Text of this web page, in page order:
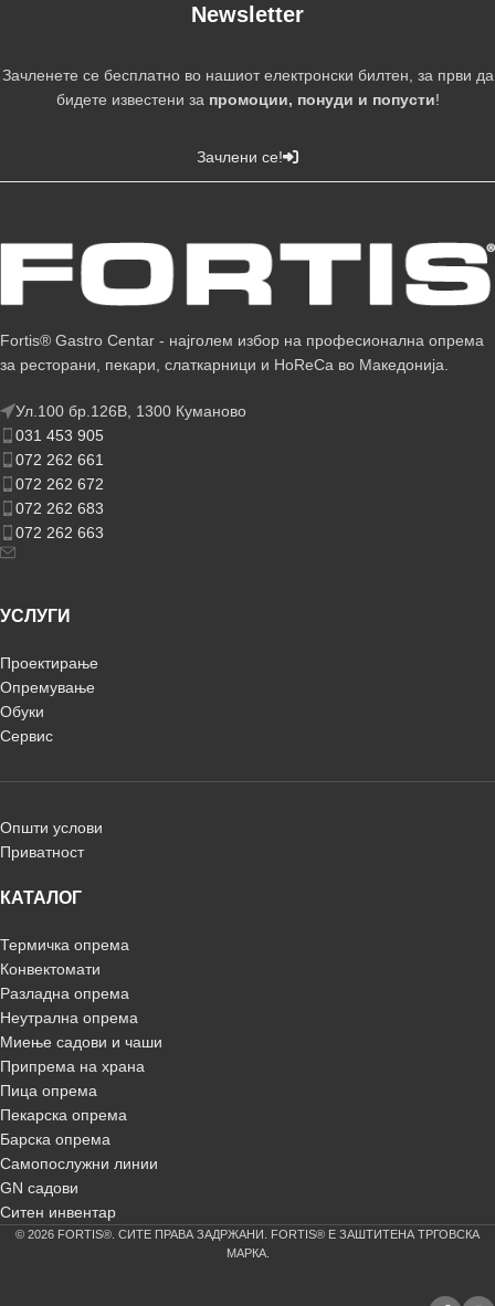
Newsletter
Зачленете се бесплатно во нашиот електронски билтен, за први да
бидете известени за промоции, понуди и попусти!
Зачлени се!
Fortis® Gastro Centar - најголем избор на професионална опрема
за ресторани, пекари, слаткарници и HoReCa во Македонија.
Ул.100 бр.126В, 1300 Куманово
031 453 905
072 262 661
072 262 672
072 262 683
072 262 663
УСЛУГИ
Проектирање
Опремување
Обуки
Сервис
Општи услови
Приватност
КАТАЛОГ
Термичка опрема
Конвектомати
Разладна опрема
Неутрална опрема
Миење садови и чаши
Припрема на храна
Пица опрема
Пекарска опрема
Барска опрема
Самопослужни линии
GN садови
Ситен инвентар
© 2026 FORTIS®. СИТЕ ПРАВА ЗАДРЖАНИ. FORTIS® Е ЗАШТИТЕНА ТРГОВСКА
МАРКА.